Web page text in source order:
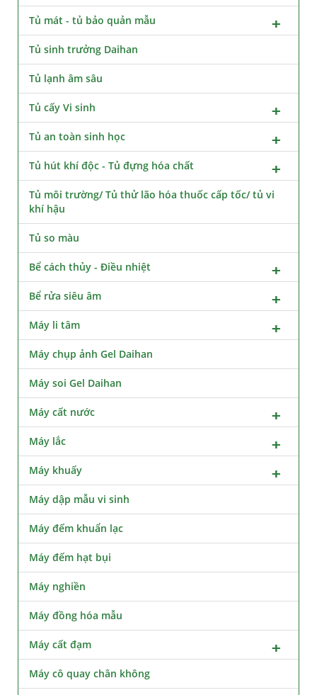
Tủ mát - tủ bảo quản mẫu
Tủ sinh trưởng Daihan
Tủ lạnh âm sâu
Tủ cấy Vi sinh
Tủ an toàn sinh học
Tủ hút khí độc - Tủ đựng hóa chất
Tủ môi trường/ Tủ thử lão hóa thuốc cấp tốc/ tủ vi
khí hậu
Tủ so màu
Bể cách thủy - Điều nhiệt
Bể rửa siêu âm
Máy li tâm
Máy chụp ảnh Gel Daihan
Máy soi Gel Daihan
Máy cất nước
Máy lắc
Máy khuấy
Máy dập mẫu vi sinh
Máy đếm khuẩn lạc
Máy đếm hạt bụi
Máy nghiền
Máy đồng hóa mẫu
Máy cất đạm
Máy cô quay chân không